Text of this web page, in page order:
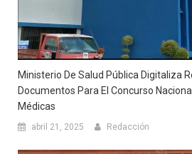
Ministerio De Salud Pública Digitaliza
Documentos Para El Concurso
Médicas
abril 21, 2025 Redacción